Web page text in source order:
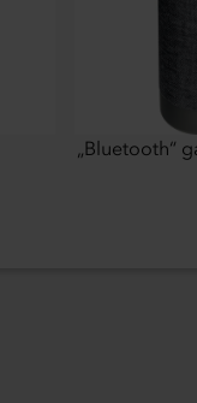
„Bluetooth“